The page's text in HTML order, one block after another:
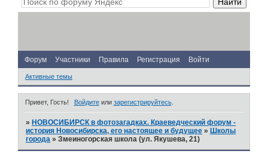
Форум Участники Правила Регистрация Войти
Активные темы
Привет, Гость! Войдитеили зарегистрируйтесь.
» НОВОСИБИРСК в фотозагадках. Краеведческий форум -
история Новосибирска, его настоящее и будущее » Школы
города »Змеиногорская школа (ул. Якушева, 21)